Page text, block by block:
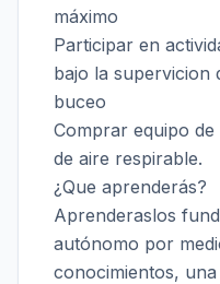
máximo
Participar en
bajo la supervicion
buceo
Comprar equipo
de aire respirable.
¿Que aprenderás?
Aprenderaslos
autónomo por
conocimientos,